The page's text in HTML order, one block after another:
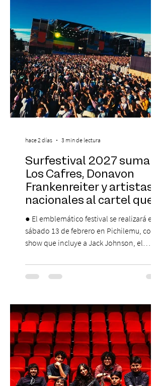
Centro Cultural Estación Mapocho, espacio
que albergará durante dos jornadas una
pro
Surfestival 2027 suma a
Los Cafres, Donavon
Frankenreiter y artistas
nacionales al cartel que
encabeza Jack Johnson
● El emblemático festival se realizará el
sábado 13 de febrero en Pichilemu, con un
show que incluye a Jack Johnson, el
El lunes 10 de agosto comienza la
Preventa Exclusiva Santander con 30%
stock). Posterior a esta preventa exclusiva
se da inicio a la segunda etapa con una
preventa con 20% descuento para los
clientes del mismo banco y 20% para las
personas que se pre inscribieron y el miérc
hace 2 días 3 min de lectura